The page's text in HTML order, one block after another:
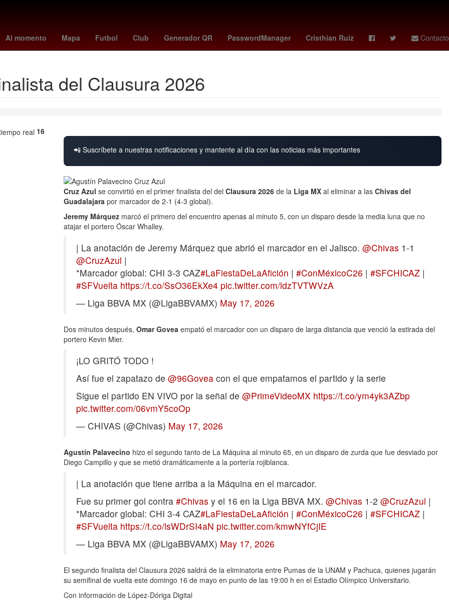
Al momento Mapa Futbol Club Generador QR PasswordManager Cristhian Ruiz Contacto
remo - santos Selección de fútbol de Costa de Marfil Kheira Hamraoui precio del dólar hoy España HBO
del Clausura 2026
16
📲 Suscríbete a nuestras notificaciones y mantente al día con las noticias más importantes
Cruz Azul se convirtió en el primer finalista del del Clausura 2026 de la Liga MX al eliminar a las Chivas del
Guadalajara por marcador de 2-1 (4-3 global).
Jeremy Márquez marcó el primero del encuentro apenas al minuto 5, con un disparo desde la media luna que no
atajar el portero Óscar Whalley.
| La anotación de Jeremy Márquez que abrió el marcador en el Jalisco. @Chivas 1-1
@CruzAzul |
*Marcador global: CHI 3-3 CAZ#LaFiestaDeLaAfición | #ConMéxicoC26 | #SFCHICAZ |
#SFVuelta https://t.co/SsO36EkXe4 pic.twitter.com/ldzTVTWVzA
— Liga BBVA MX (@LigaBBVAMX) May 17, 2026
Dos minutos después, Omar Govea empató el marcador con un disparo de larga distancia que venció la estirada del
portero Kevin Mier.
¡LO GRITÓ TODO !
Así fue el zapatazo de @96Govea con el que empatamos el partido y la serie
Sigue el partido EN VIVO por la señal de @PrimeVideoMX https://t.co/ym4yk3AZbp
pic.twitter.com/06vmY5coOp
— CHIVAS (@Chivas) May 17, 2026
Agustín Palavecino hizo el segundo tanto de La Máquina al minuto 65, en un disparo de zurda que fue desviado por
Diego Campillo y que se metió dramáticamente a la portería rojiblanca.
| La anotación que tiene arriba a la Máquina en el marcador.
Fue su primer gol contra #Chivas y el 16 en la Liga BBVA MX. @Chivas 1-2 @CruzAzul |
*Marcador global: CHI 3-4 CAZ#LaFiestaDeLaAfición | #ConMéxicoC26 | #SFCHICAZ |
#SFVuelta https://t.co/lsWDrSI4aN pic.twitter.com/kmwNYfCjIE
— Liga BBVA MX (@LigaBBVAMX) May 17, 2026
El segundo finalista del Clausura 2026 saldrá de la eliminatoria entre Pumas de la UNAM y Pachuca, quienes jugarán
su semifinal de vuelta este domingo 16 de mayo en punto de las 19:00 h en el Estadio Olímpico Universitario.
Con información de López-Dóriga Digital